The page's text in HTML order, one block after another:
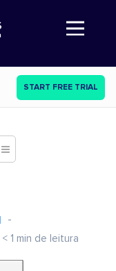
Abre a navegação
START FREE TRIAL
< 1 min de leitura